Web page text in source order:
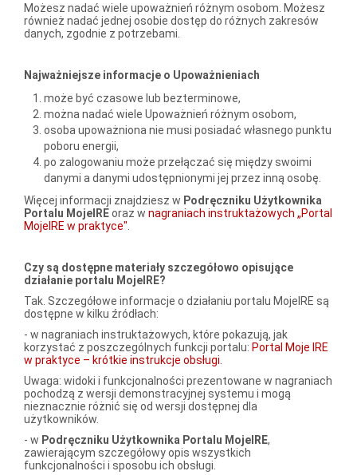
Możesz nadać wiele upoważnień różnym osobom. Możesz
również nadać jednej osobie dostęp do różnych zakresów
danych, zgodnie z potrzebami.
Najważniejsze informacje o Upoważnieniach
może być czasowe lub bezterminowe,
można nadać wiele Upoważnień różnym osobom,
osoba upoważniona nie musi posiadać własnego punktu
poboru energii,
po zalogowaniu może przełączać się między swoimi
danymi a danymi udostępnionymi jej przez inną osobę.
Więcej informacji znajdziesz w Podręczniku Użytkownika
Portalu MojeIREoraz w nagraniach instruktażowych „Portal
MojeIRE w praktyce"
Czy są dostępne materiały szczegółowo opisujące
działanie portalu MojeIRE?
Tak. Szczegółowe informacje o działaniu portalu MojeIRE są
dostępne w kilku źródłach:
- w nagraniach instruktażowych, które pokazują, jak
korzystać z poszczególnych funkcji portalu: Portal Moje IRE
w praktyce – krótkie instrukcje obsługi.
Uwaga: widoki i funkcjonalności prezentowane w nagraniach
pochodzą z wersji demonstracyjnej systemu i mogą
nieznacznie różnić się od wersji dostępnej dla
użytkowników.
- w Podręczniku Użytkownika Portalu MojeIRE,
zawierającym szczegółowy opis wszystkich
funkcjonalności i sposobu ich obsługi.